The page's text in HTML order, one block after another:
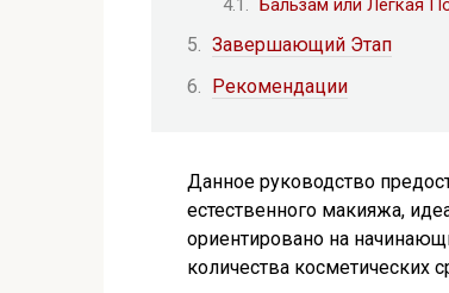
Бальзам или Легкая
Завершающий Этап
Рекомендации
Данное руководство
естественного макияжа,
ориентировано на
количества косметических